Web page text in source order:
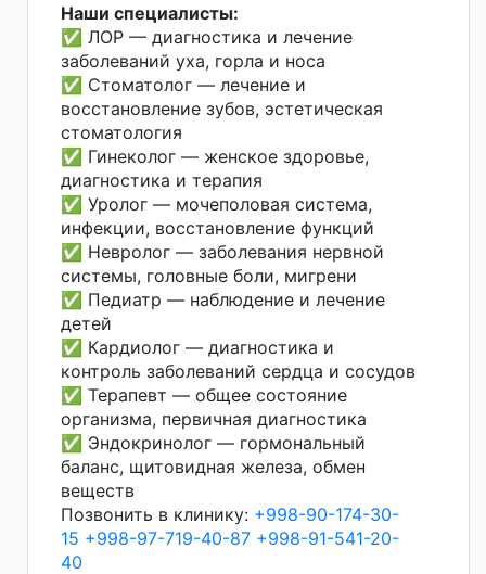
Наши специалисты:
✅ ЛОР — диагностика и лечение
заболеваний уха, горла и носа
✅ Стоматолог — лечение и
восстановление зубов, эстетическая
стоматология
✅ Гинеколог — женское здоровье,
диагностика и терапия
✅ Уролог — мочеполовая система,
инфекции, восстановление функций
✅ Невролог — заболевания нервной
системы, головные боли, мигрени
✅ Педиатр — наблюдение и лечение
детей
✅ Кардиолог — диагностика и
контроль заболеваний сердца и сосудов
✅ Терапевт — общее состояние
организма, первичная диагностика
✅ Эндокринолог — гормональный
баланс, щитовидная железа, обмен
веществ
Позвонить в клинику: +998-90-174-30-
15 +998-97-719-40-87 +998-91-541-20-
40